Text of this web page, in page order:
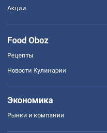
Акции
Food Oboz
Рецепты
Новости Кулинарии
Экономика
Рынки и компании